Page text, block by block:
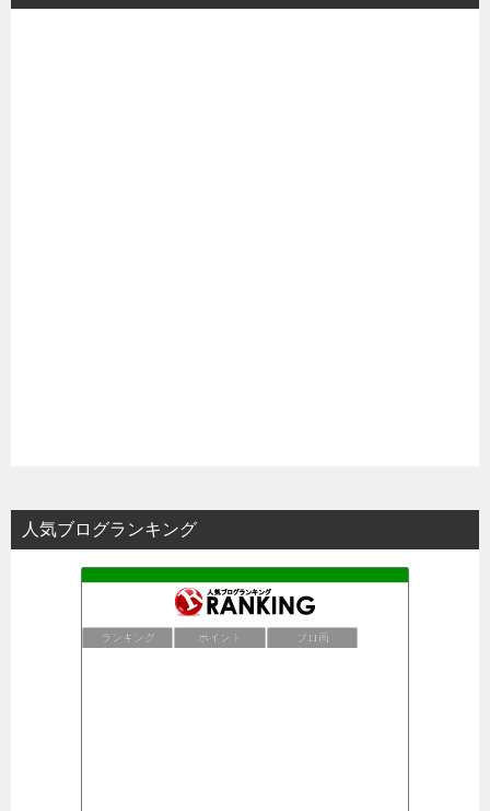
人気ブログランキング
ランキング ポイント ブロ画